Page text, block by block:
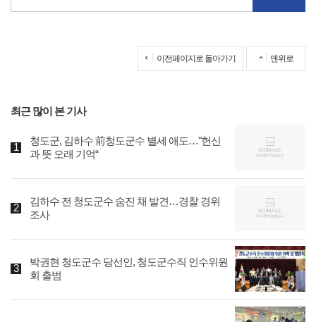
이전페이지로 돌아가기 맨위로
최근 많이 본 기사
청도군, 김하수 前청도군수 별세 애도…"헌신
과 뜻 오래 기억“
김하수 전 청도군수 숨진 채 발견…경찰 경위
조사
박권현 청도군수 당선인, 청도군수직 인수위원
회 출범